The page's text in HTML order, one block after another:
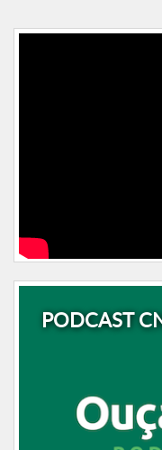
PODCAST